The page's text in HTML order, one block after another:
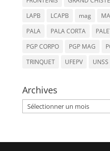
LAPB
LCAPB mag
PALA
PALA CORTA
PGP CORPO
PGP MAG
TRINQUET
UFEPV UNSS
Archives
Archives